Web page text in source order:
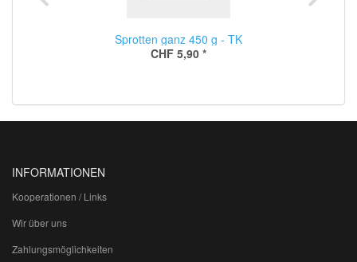
Sprotten ganz 450 g - TK
CHF 5,90 *
INFORMATIONEN
Kooperationen / Links
Wir über uns
Zahlungsmöglichkeiten